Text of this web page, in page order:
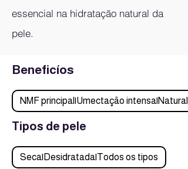
essencial na hidratação natural da
pele.
Beneficíos
NMF principal|Umectação intensa|Natural
Tipos de pele
Seca|Desidratada|Todos os tipos